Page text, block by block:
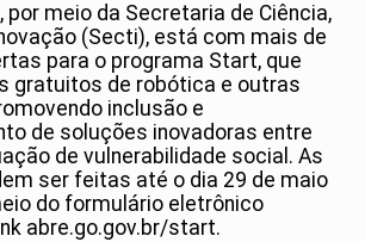
por meio da Secretaria de Ciência,
(Secti), está com mais de
para o programa Start, que
gratuitos de robótica e outras
inclusão e
de soluções inovadoras entre
de vulnerabilidade social. As
ser feitas até o dia 29 de maio
do formulário eletrônico
abre.go.gov.br/start.